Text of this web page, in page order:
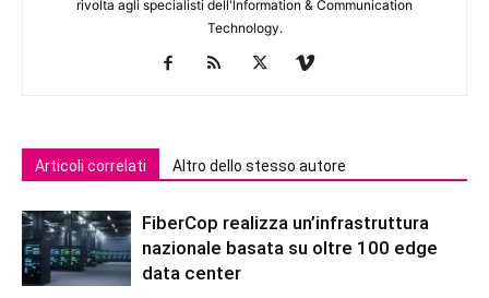
rivolta agli specialisti dell'lnformation & Communication
Technology.
Articoli correlati Altro dello stesso autore
FiberCop realizza un’infrastruttura
nazionale basata su oltre 100 edge
data center